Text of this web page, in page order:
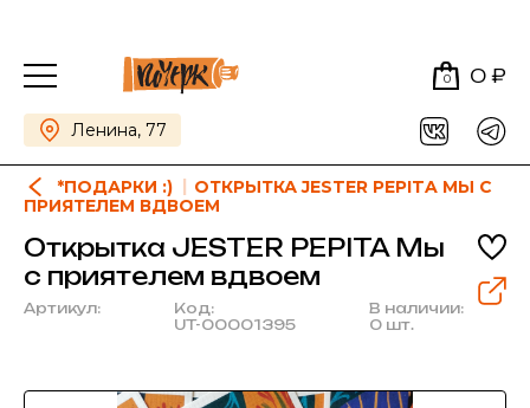
0 0 ₽
Ленина, 77
*ПОДАРКИ :)
ОТКРЫТКА JESTER PEPITA МЫ С
ПРИЯТЕЛЕМ ВДВОЕМ
Открытка JESTER PEPITA Мы
с приятелем вдвоем
Артикул:
Код:
UT-00001395
В наличии:
0 шт.